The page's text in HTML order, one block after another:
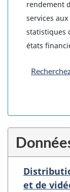
rendement
services
statistiques
états
et de